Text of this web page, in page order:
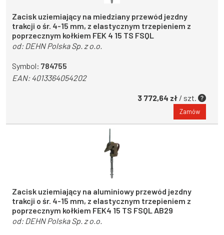
Zacisk uziemiający na miedziany przewód jezdny
trakcji o śr. 4-15 mm, z elastycznym trzepieniem z
poprzecznym kołkiem FEK 4 15 TS FSQL
od: DEHN Polska Sp. z o.o.
Symbol: 784755
EAN:4013364054202
3 772,64 zł / szt.
Zamów
Zacisk uziemiający na aluminiowy przewód jezdny
trakcji o śr. 4-15 mm, z elastycznym trzepieniem z
poprzecznym kołkiem FEK4 15 TS FSQL AB29
od: DEHN Polska Sp. z o.o.